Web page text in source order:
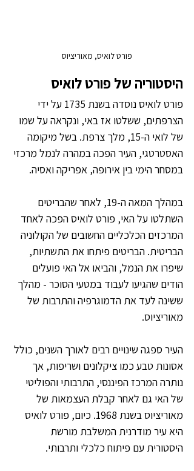
פורט לואיס, מאוריציוס
היסטוריה של פורט לואיס
פורט לואיס נוסדה בשנת 1735 על ידי
הצרפתים, ששלטו אז באי, ונקראה על שמו
של לואי ה-15, מלך צרפת. בשל מיקומה
האסטרטגי, העיר הפכה במהרה לנמל מרכזי
במסחר הימי בין אירופה, אפריקה ואסיה.
במהלך המאה ה-19, לאחר שהבריטים
השתלטו על האי, פורט לואיס הפכה לאחד
המרכזים הכלכליים החשובים של הקולוניה
הבריטית. הבריטים פיתחו את התשתיות,
שיפרו את הנמל, והביאו אל האי פועלים
הודים שהגיעו לעבוד במטעי הסוכר - מהלך
ששינה לעד את הדמוגרפיה והתרבות של
מאוריציוס.
העיר ספגה שינויים רבים לאורך השנים, כולל
אסונות טבע כמו ציקלונים ושריפות, אך
נותרה המרכז הפיננסי, התרבותי והפוליטי
של האי גם לאחר קבלת העצמאות של
מאוריציוס בשנת 1968. כיום, פורט לואיס
היא עיר מודרנית המשלבת מורשת
היסטורית עם פיתוח כלכלי ותרבותי.